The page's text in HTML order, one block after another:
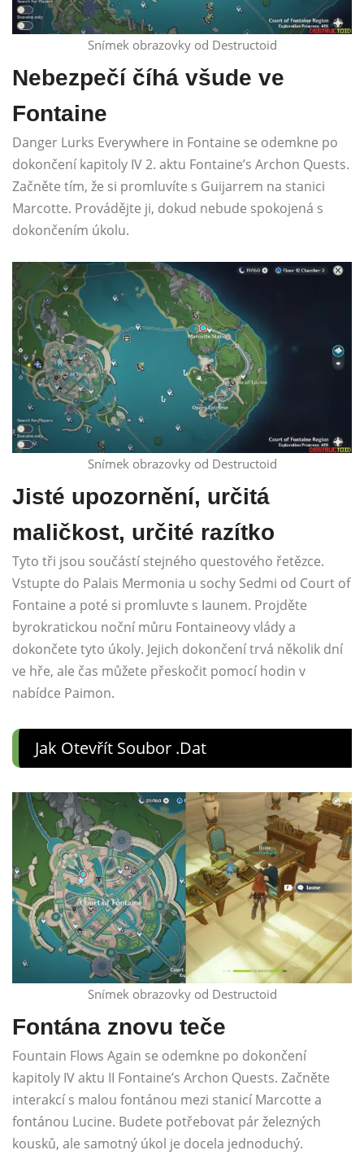
Snímek obrazovky od Destructoid
Nebezpečí číhá všude ve
Fontaine
Danger Lurks Everywhere in Fontaine se odemkne po
dokončení kapitoly IV 2. aktu Fontaine’s Archon Quests.
Začněte tím, že si promluvíte s Guijarrem na stanici
Marcotte. Provádějte ji, dokud nebude spokojená s
dokončením úkolu.
Snímek obrazovky od Destructoid
Jisté upozornění, určitá
maličkost, určité razítko
Tyto tři jsou součástí stejného questového řetězce.
Vstupte do Palais Mermonia u sochy Sedmi od Court of
Fontaine a poté si promluvte s Iaunem. Projděte
byrokratickou noční můru Fontaineovy vlády a
dokončete tyto úkoly. Jejich dokončení trvá několik dní
ve hře, ale čas můžete přeskočit pomocí hodin v
nabídce Paimon.
Jak Otevřít Soubor .dat
Snímek obrazovky od Destructoid
Fontána znovu teče
Fountain Flows Again se odemkne po dokončení
kapitoly IV aktu II Fontaine’s Archon Quests. Začněte
interakcí s malou fontánou mezi stanicí Marcotte a
fontánou Lucine. Budete potřebovat pár železných
kousků, ale samotný úkol je docela jednoduchý.